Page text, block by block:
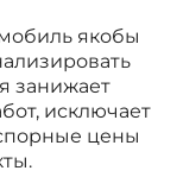
якобы
занижает
исключает
цены